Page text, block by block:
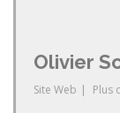
Olivier
Site Web | Plus